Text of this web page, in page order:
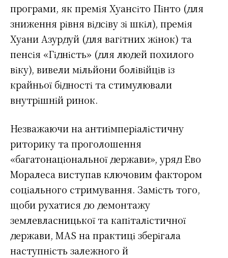
програми, як премія Хуансіто Пінто (для
зниження рівня відсіву зі шкіл), премія
Хуани Азурдуй (для вагітних жінок) та
пенсія «Гідність» (для людей похилого
віку), вивели мільйони болівійців із
крайньої бідності та стимулювали
внутрішній ринок.
Незважаючи на антиімперіалістичну
риторику та проголошення
«багатонаціональної держави», уряд Ево
Моралеса виступав ключовим фактором
соціального стримування. Замість того,
щоби рухатися до демонтажу
землевласницької та капіталістичної
держави, MAS на практиці зберігала
наступність залежного й